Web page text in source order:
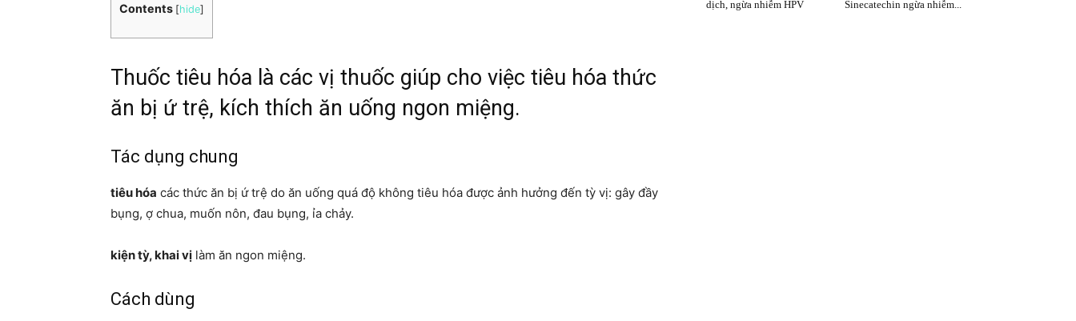
Contents [hide]
Thuốc tiêu hóa là các vị thuốc giúp cho việc tiêu hóa thức
ăn bị ứ trệ, kích thích ăn uống ngon miệng.
Tác dụng chung
tiêu hóa các thức ăn bị ứ trệ do ăn uống quá độ không tiêu hóa được ảnh hưởng đến tỳ vị: gây đầy
bụng, ợ chua, muốn nôn, đau bụng, ỉa chảy.
kiện tỳ, khai vị làm ăn ngon miệng.
Cách dùng
dịch, ngừa nhiễm HPV
Sinecatechin ngừa nhiễm...